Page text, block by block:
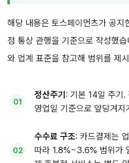
해당 내용은 토스페이먼츠가 공지
점 통상 관행을 기준으로 작성했습
와 업계 표준을 참고해 범위를 제
정산주기 : 기본 14일 주기.
영업일 기준으로 앞당겨
수수료 구조: 카드결제는
따라 1.8%~3.6% 범위가